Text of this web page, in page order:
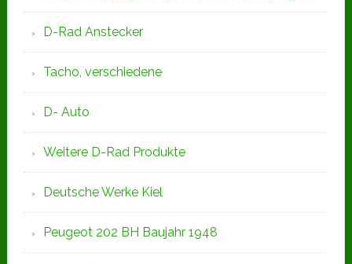
D-Rad Anstecker
Tacho, verschiedene
D- Auto
Weitere D-Rad Produkte
Deutsche Werke Kiel
Peugeot 202 BH Baujahr 1948